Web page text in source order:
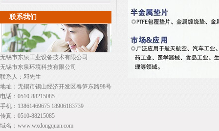
联系我们
无锡市东泉工业设备技术有限公司
无锡市东泉环境科技有限公司
联系人：邓先生
地址：无锡市锡山经济开发区春笋东路98号
电话：0510-88215085
手机：13861469675 18906183739
传真：0510-88215085
域名：www.wxdongquan.com